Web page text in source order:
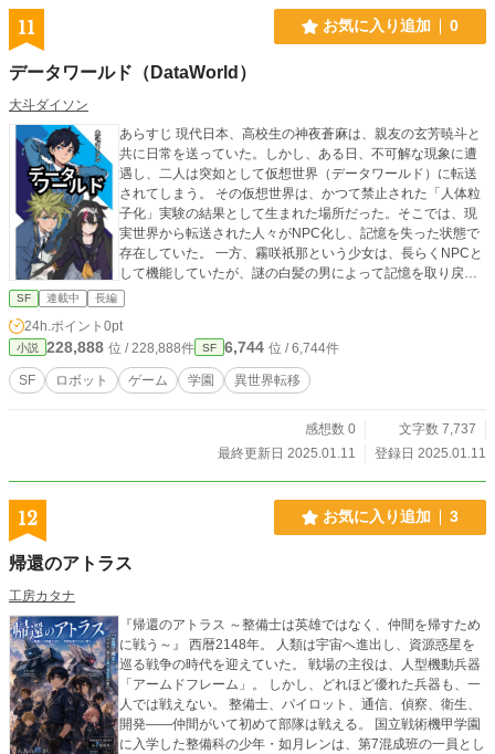
11 お気に入り追加 0
データワールド（DataWorld）
大斗ダイソン
あらすじ 現代日本、高校生の神夜蒼麻は、親友の玄芳暁斗と
共に日常を送っていた。しかし、ある日、不可解な現象に遭
遇し、二人は突如として仮想世界（データワールド）に転送
されてしまう。 その仮想世界は、かつて禁止された「人体粒
子化」実験の結果として生まれた場所だった。そこでは、現
実世界から転送された人々がNPC化し、記憶を失った状態で
存在していた。 一方、霧咲祇那という少女は、長らくNPCと
して機能していたが、謎の白髪の男によって記憶を取り戻
す。彼女は自分が仮想世界にいることを再認識し、過去の出
来事を思い出す。白髪の男は彼女に協力を求めるが、その真
意は不明瞭なままだ。 物語は、現実世界での「人体粒子化」
実験の真相、仮想世界の本質、そして登場人物たちの過去と
未来が絡み合う。神夜と暁斗は新たな環境に適応しながら、
この世界の謎を解き明かそうとする。一方、霧咲祇那は復讐
は200年もの時が流れ、独特の文化や秩序が形成されてい
た。発光する星空や、現実とは異なる物理法則など、幻想的
界を揺るがす大きな陰謀に巻き込まれていく。果たして彼ら
は真実にたどり着き、自由を手に入れることができるのか。
ていくのか。 この物語は、SFとファンタジーの要素を融合さ
SF 連載中 長編
24h.ポイント 0pt
小説 228,888 位 / 228,888件 SF 6,744 位 / 6,744件
SF ロボット ゲーム 学園 異世界転移
感想数 0
文字数 7,737
最終更新日 2025.01.11
登録日 2025.01.11
12 お気に入り追加 3
帰還のアトラス
工房カタナ
『帰還のアトラス ～整備士は英雄ではなく、仲間を帰すため
に戦う～』 西暦2148年。 人類は宇宙へ進出し、資源惑星を
巡る戦争の時代を迎えていた。 戦場の主役は、人型機動兵器
「アームドフレーム」。 しかし、どれほど優れた兵器も、一
人では戦えない。 整備士、パイロット、通信、偵察、衛生、
開発――仲間がいて初めて部隊は戦える。 国立戦術機甲学園
に入学した整備科の少年・如月レンは、第7混成班の一員とし